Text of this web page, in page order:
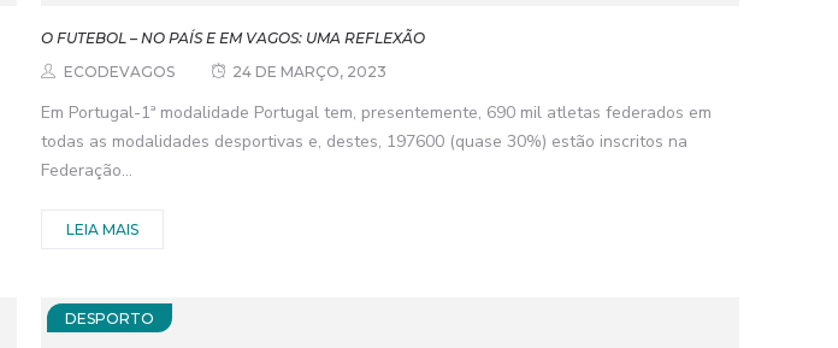
O FUTEBOL – NO PAÍS E EM VAGOS: UMA REFLEXÃO
ECODEVAGOS
24 DE MARÇO, 2023
Em Portugal-1ª modalidade Portugal tem, presentemente, 690 mil atletas federados em
todas as modalidades desportivas e, destes, 197600 (quase 30%) estão inscritos na
Federação...
LEIA MAIS
DESPORTO